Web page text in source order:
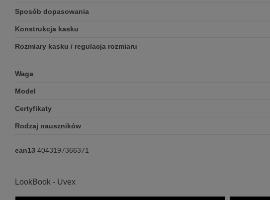
Sposób dopasowania
Konstrukcja kasku
Rozmiary kasku / regulacja rozmiaru
Waga
Model
Certyfikaty
Rodzaj nauszników
ean13 4043197366371
LookBook - Uvex